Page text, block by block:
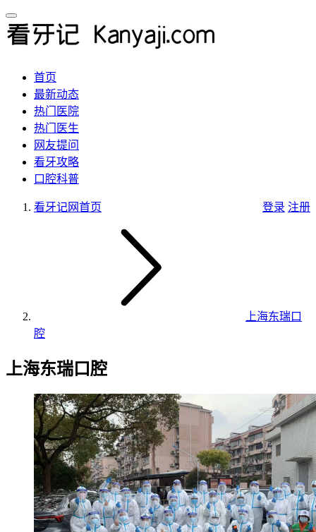
首页
最新动态
热门医院
热门医生
网友提问
看牙攻略
口腔科普
登录 注册
看牙记网首页
上海东瑞口
腔
上海东瑞口腔